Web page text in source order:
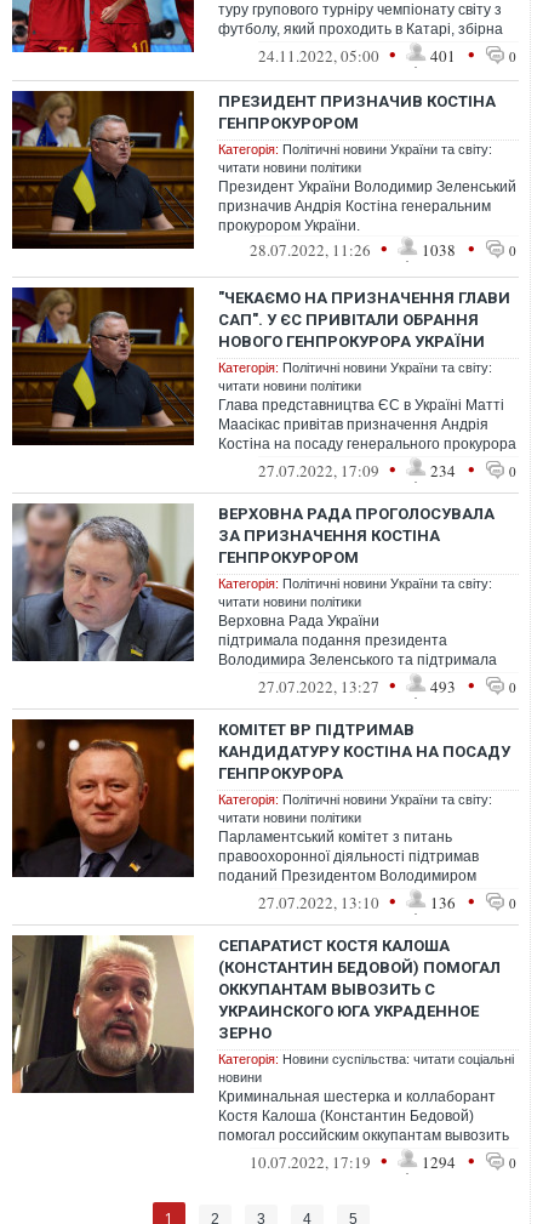
туру групового турніру чемпіонату світу з
футболу, який проходить в Катарі, збірна
Іспанії зустрічалася з нац...
24.11.2022, 05:00 • 401 • 0
ПРЕЗИДЕНТ ПРИЗНАЧИВ КОСТІНА
ГЕНПРОКУРОРОМ
Категорія: Політичні новини України та світу:
читати новини політики
Президент України Володимир Зеленський
призначив Андрія Костіна генеральним
прокурором України.
28.07.2022, 11:26 • 1038 • 0
"ЧЕКАЄМО НА ПРИЗНАЧЕННЯ ГЛАВИ
САП". У ЄС ПРИВІТАЛИ ОБРАННЯ
НОВОГО ГЕНПРОКУРОРА УКРАЇНИ
Категорія: Політичні новини України та світу:
читати новини політики
Глава представництва ЄС в Україні Матті
Маасікас привітав призначення Андрія
Костіна на посаду генерального прокурора
та закликав скоріше призначити г...
27.07.2022, 17:09 • 234 • 0
ВЕРХОВНА РАДА ПРОГОЛОСУВАЛА
ЗА ПРИЗНАЧЕННЯ КОСТІНА
ГЕНПРОКУРОРОМ
Категорія: Політичні новини України та світу:
читати новини політики
Верховна Рада України
підтримала подання президента
Володимира Зеленського та підтримала
призначення народного депутата від
"Слуги народу", голови Ком...
27.07.2022, 13:27 • 493 • 0
КОМІТЕТ ВР ПІДТРИМАВ
КАНДИДАТУРУ КОСТІНА НА ПОСАДУ
ГЕНПРОКУРОРА
Категорія: Політичні новини України та світу:
читати новини політики
Парламентський комітет з питань
правоохоронної діяльності підтримав
поданий Президентом Володимиром
Зеленським проєкт постанови «Про
надання згоди на ...
27.07.2022, 13:10 • 136 • 0
СЕПАРАТИСТ КОСТЯ КАЛОША
(КОНСТАНТИН БЕДОВОЙ) ПОМОГАЛ
ОККУПАНТАМ ВЫВОЗИТЬ С
УКРАИНСКОГО ЮГА УКРАДЕННОЕ
ЗЕРНО
Категорія: Новини суспільства: читати соціальні
новини
Криминальная шестерка и коллаборант
Костя Калоша (Константин Бедовой)
помогал российским оккупантам вывозить
награбленное украинское зерно с
10.07.2022, 17:19 • 1294 • 0
1 2 3 4 5